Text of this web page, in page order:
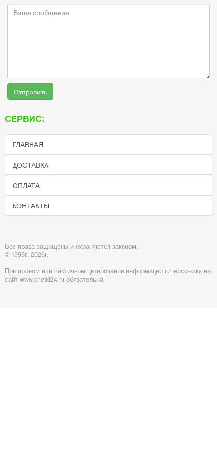
Отправить
СЕРВИС:
ГЛАВНАЯ
ДОСТАВКА
ОПЛАТА
КОНТАКТЫ
Все права защищены и охраняются законом.
© 1995г.-2026г.
При полном или частичном цитировании информации гиперссылка на
сайт www.chetki24.ru обязательна